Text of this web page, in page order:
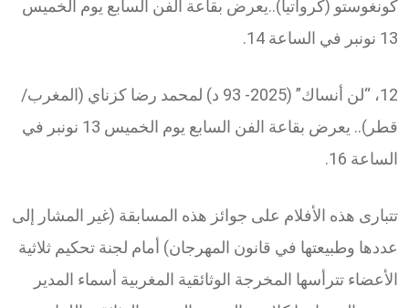
كونغوستو (كرواتيا)..يعرض بقاعة الفن السابع يوم الخميس
13 نونبر في الساعة 14.
12، “لن أنساك” (2025- 93 د) لمحمد رضا كزناي (المغرب/
قطر).. يعرض بقاعة الفن السابع يوم الخميس 13 نونبر في
الساعة 16.
تتبارى هذه الأفلام على جوائز هذه المسابقة (غير المشار إلى
عددها وطبيعتها في قانون المهرجان) أمام لجنة تحكيم ثلاثية
الأعضاء تترأسها المخرجة الوثائقية المغربية أسماء المدير